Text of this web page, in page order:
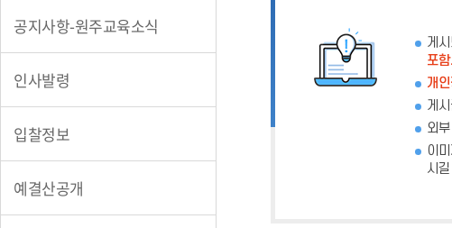
공지사항-원주교육소식
인사발령
입찰정보
예결산공개
게
포
개
게
외
이
시